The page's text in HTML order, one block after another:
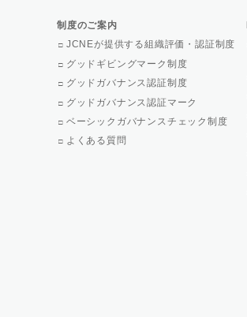
制度のご案内
JCNEが提供する組織評価・認証制度
グッドギビングマーク制度
グッドガバナンス認証制度
グッドガバナンス認証マーク
ベーシックガバナンスチェック制度
よくある質問